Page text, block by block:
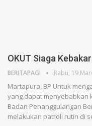
OKUT Siaga
BERITAPAGI Rabu, 19
Martapura, BP Untuk
yang dapat menyebabkan
Badan Penanggulangan
melakukan patroli rutin di